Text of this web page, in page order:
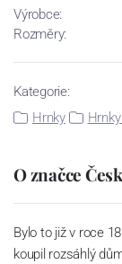
Výrobce:
Rozměry:
Kategorie:
Hrnky
O značce
Bylo to již v roce
koupil rozsáhlý